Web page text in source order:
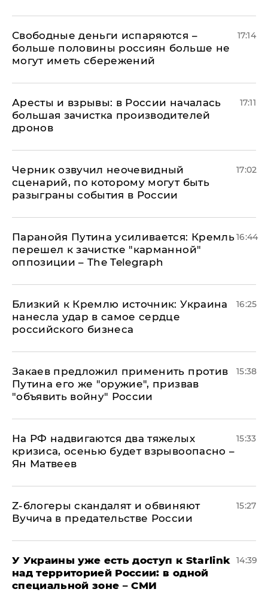
Свободные деньги испаряются –
больше половины россиян больше не
могут иметь сбережений
17:14
Аресты и взрывы: в России началась
большая зачистка производителей
дронов
17:11
Черник озвучил неочевидный
сценарий, по которому могут быть
разыграны события в России
17:02
Паранойя Путина усиливается: Кремль
перешел к зачистке "карманной"
оппозиции – The Telegraph
16:44
Близкий к Кремлю источник: Украина
нанесла удар в самое сердце
российского бизнеса
16:25
Закаев предложил применить против
Путина его же "оружие", призвав
"объявить войну" России
15:38
На РФ надвигаются два тяжелых
кризиса, осенью будет взрывоопасно –
Ян Матвеев
15:33
Z-блогеры скандалят и обвиняют
Вучича в предательстве России
15:27
У Украины уже есть доступ к Starlink
над территорией России: в одной
специальной зоне – СМИ
14:39